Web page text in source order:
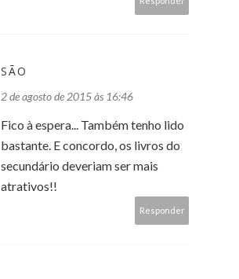
SÃO
2 de agosto de 2015 às 16:46
Fico à espera... Também tenho lido
bastante. E concordo, os livros do
secundário deveriam ser mais
atrativos!!
Responder